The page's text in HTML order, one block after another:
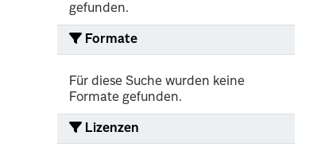
gefunden.
Formate
Für diese Suche wurden keine
Formate gefunden.
Lizenzen